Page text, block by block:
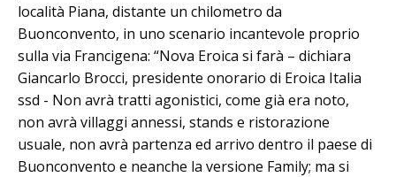
località Piana, distante un chilometro da
Buonconvento, in uno scenario incantevole proprio
sulla via Francigena: “Nova Eroica si farà – dichiara
Giancarlo Brocci, presidente onorario di Eroica Italia
ssd - Non avrà tratti agonistici, come già era noto,
non avrà villaggi annessi, stands e ristorazione
usuale, non avrà partenza ed arrivo dentro il paese di
Buonconvento e neanche la versione Family; ma si